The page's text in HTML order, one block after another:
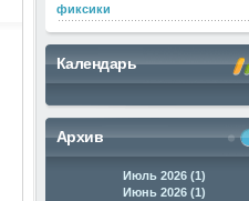
фиксики
Календарь
Архив
Июль 2026 (1)
Июнь 2026 (1)